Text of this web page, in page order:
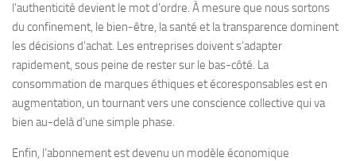
l’authenticité devient le mot d’ordre. À mesure que nous sortons
du confinement, le bien-être, la santé et la transparence dominent
les décisions d’achat. Les entreprises doivent s’adapter
rapidement, sous peine de rester sur le bas-côté. La
consommation de marques éthiques et écoresponsables est en
augmentation, un tournant vers une conscience collective qui va
bien au-delà d’une simple phase.
Enfin, l’abonnement est devenu un modèle économique